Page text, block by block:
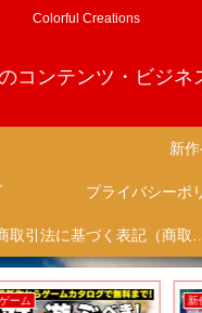
Colorful Creations
コンテンツ・ビジネ
新
特定商取引法に基づく
新作アニメ